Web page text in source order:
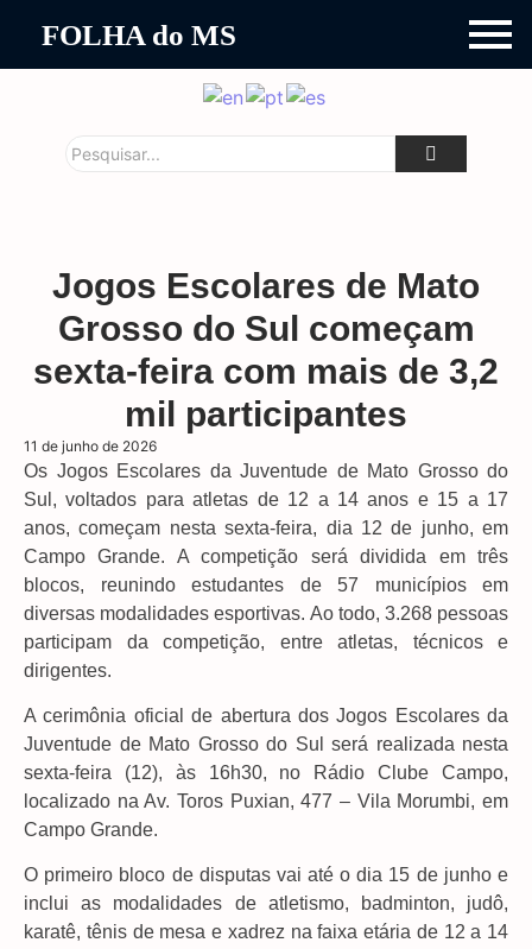
FOLHA do MS
Jogos Escolares de Mato
Grosso do Sul começam
sexta-feira com mais de 3,2
mil participantes
11 de junho de 2026
Os Jogos Escolares da Juventude de Mato Grosso do
Sul, voltados para atletas de 12 a 14 anos e 15 a 17
anos, começam nesta sexta-feira, dia 12 de junho, em
Campo Grande. A competição será dividida em três
blocos, reunindo estudantes de 57 municípios em
diversas modalidades esportivas. Ao todo, 3.268 pessoas
participam da competição, entre atletas, técnicos e
dirigentes.
A cerimônia oficial de abertura dos Jogos Escolares da
Juventude de Mato Grosso do Sul será realizada nesta
sexta-feira (12), às 16h30, no Rádio Clube Campo,
localizado na Av. Toros Puxian, 477 – Vila Morumbi, em
Campo Grande.
O primeiro bloco de disputas vai até o dia 15 de junho e
inclui as modalidades de atletismo, badminton, judô,
karatê, tênis de mesa e xadrez na faixa etária de 12 a 14